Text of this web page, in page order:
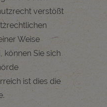
verstößt
Weise
können Sie sich
ist dies die